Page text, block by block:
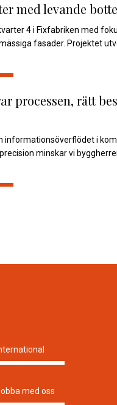
med levande
4 i Fixfabriken med
fasader. Projektet
processen, rätt
informationsöverflödet i
minskar vi
med oss